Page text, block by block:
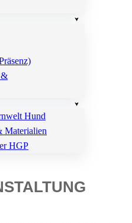
&
Hund
Materialien
HGP